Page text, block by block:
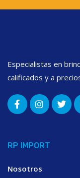
Especialistas en
calificados y a
RP IMPORT
Nosotros